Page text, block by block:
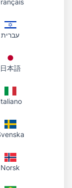
עברית
日本語
Norsk